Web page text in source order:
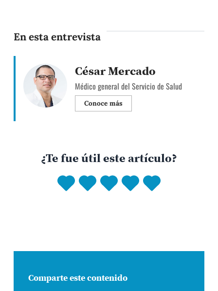
En esta entrevista
César Mercado
Médico general del Servicio de Salud
Conoce más
¿Te fue útil este artículo?
Comparte este contenido